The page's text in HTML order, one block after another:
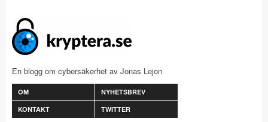
En blogg om cybersäkerhet av Jonas Lejon
OM
NYHETSBREV
KONTAKT
TWITTER